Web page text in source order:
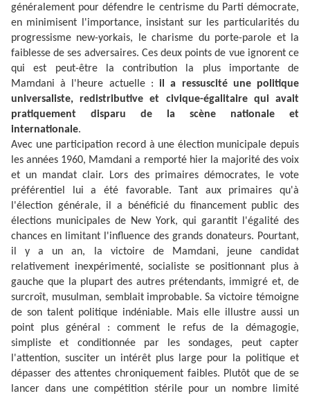
généralement pour défendre le centrisme du Parti démocrate,
en minimisent l'importance, insistant sur les particularités du
progressisme new-yorkais, le charisme du porte-parole et la
faiblesse de ses adversaires. Ces deux points de vue ignorent ce
qui est peut-être la contribution la plus importante de
Mamdani à l'heure actuelle :il a ressuscité une politique
universaliste, redistributive et civique-égalitaire qui avait
pratiquement disparu de la scène nationale et
internationale.
Avec une participation record à une élection municipale depuis
les années 1960, Mamdani a remporté hier la majorité des voix
et un mandat clair. Lors des primaires démocrates, le vote
préférentiel lui a été favorable. Tant aux primaires qu'à
l'élection générale, il a bénéficié du financement public des
élections municipales de New York, qui garantit l'égalité des
chances en limitant l'influence des grands donateurs. Pourtant,
il y a un an, la victoire de Mamdani, jeune candidat
relativement inexpérimenté, socialiste se positionnant plus à
gauche que la plupart des autres prétendants, immigré et, de
surcroît, musulman, semblait improbable. Sa victoire témoigne
de son talent politique indéniable. Mais elle illustre aussi un
point plus général : comment le refus de la démagogie,
simpliste et conditionnée par les sondages, peut capter
l'attention, susciter un intérêt plus large pour la politique et
dépasser des attentes chroniquement faibles. Plutôt que de se
lancer dans une compétition stérile pour un nombre limité